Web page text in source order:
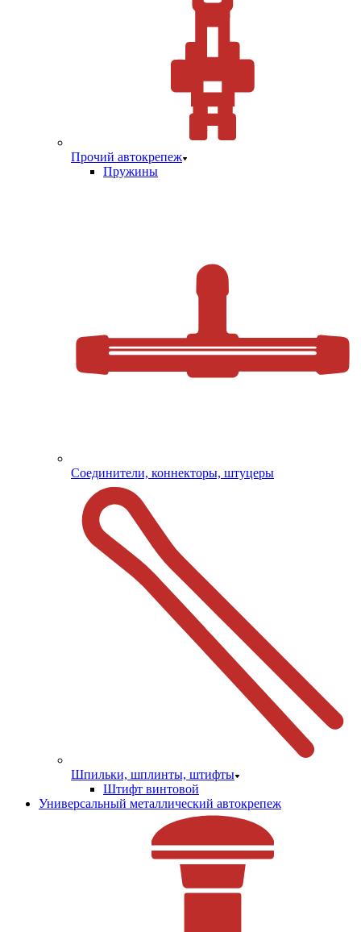
Прочий автокрепеж
Пружины
Соединители, коннекторы, штуцеры
Шпильки, шплинты, штифты
Штифт винтовой
Универсальный металлический автокрепеж